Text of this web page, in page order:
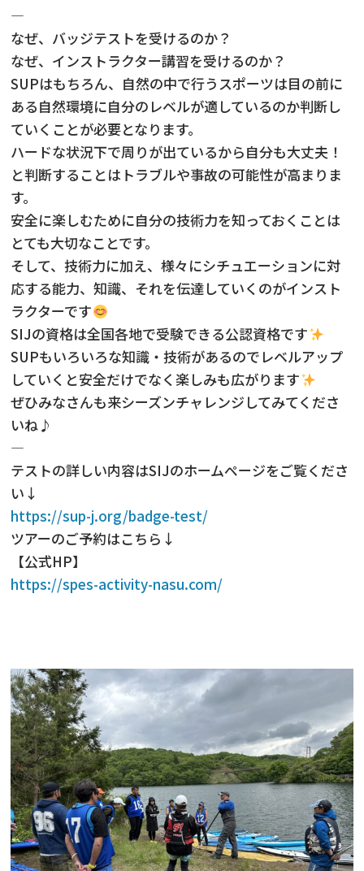
—
なぜ、バッジテストを受けるのか？
なぜ、インストラクター講習を受けるのか？
SUPはもちろん、自然の中で行うスポーツは目の前に
ある自然環境に自分のレベルが適しているのか判断し
ていくことが必要となります。
ハードな状況下で周りが出ているから自分も大丈夫！
と判断することはトラブルや事故の可能性が高まりま
す。
安全に楽しむために自分の技術力を知っておくことは
とても大切なことです。
そして、技術力に加え、様々にシチュエーションに対
応する能力、知識、それを伝達していくのがインスト
ラクターです
SIJの資格は全国各地で受験できる公認資格です
SUPもいろいろな知識・技術があるのでレベルアップ
していくと安全だけでなく楽しみも広がります
ぜひみなさんも来シーズンチャレンジしてみてくださ
いね♪
—
テストの詳しい内容はSIJのホームページをご覧くださ
い↓
https://sup-j.org/badge-test/
ツアーのご予約はこちら↓
【公式HP】
https://spes-activity-nasu.com/